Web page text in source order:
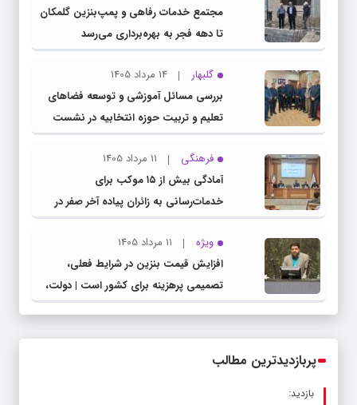
مجتمع خدمات رفاهی و پمپ‌بنزین گلمکان
تا دهه فجر به بهره‌برداری می‌رسد
گلبهار
14 مرداد 1405
بررسی مسائل آموزشی و توسعه فضاهای
تعلیم و تربیت حوزه انتخابیه در نشست
مشترک عضو کمیسیون آموزش مجلس با
مدیرکل آموزش و پرورش خراسان رضوی
فرهنگی
11 مرداد 1405
آمادگی بیش از ۱۵ موکب برای
خدمات‌رسانی به زائران پیاده آخر صفر در
شهرستان چناران
ویژه
11 مرداد 1405
افزایش قیمت بنزین در شرایط فعلی،
تصمیمی پرهزینه برای کشور است | دولت،
قاچاق سوخت و عوامل اصلی ناترازی را
پربازدیدترین مطالب
بازدید: